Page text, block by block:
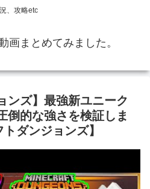
、攻略etc
画まとめてみました。
ンズ】最強新ユニーク
倒的な強さを検証しま
ダンジョンズ】